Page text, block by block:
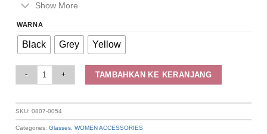
Show More
WARNA
Black Grey Yellow
TAMBAHKAN KE KERANJANG
SKU:0807-0054
Categories:Glasses ,WOMEN ACCESSORIES